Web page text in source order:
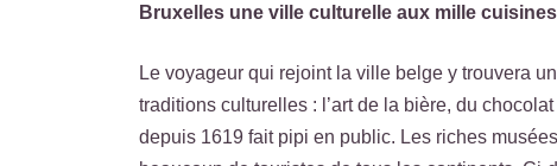
Bruxelles une ville culturelle aux mille cuisines
Le voyageur qui rejoint la ville belge y trouvera
traditions culturelles : l’art de la bière, du
depuis 1619 fait pipi en public. Les riches